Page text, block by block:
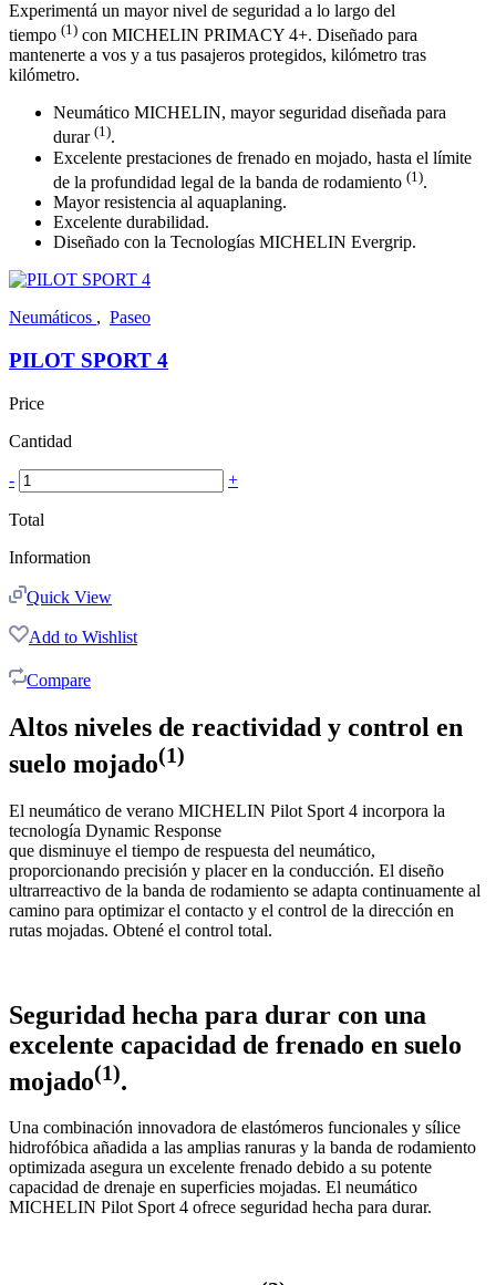
Experimentá un mayor nivel de seguridad a lo largo del
tiempo (1) con MICHELIN PRIMACY 4+. Diseñado para
mantenerte a vos y a tus pasajeros protegidos, kilómetro tras
kilómetro.
Neumático MICHELIN, mayor seguridad diseñada para
durar (1).
Excelente prestaciones de frenado en mojado, hasta el límite
de la profundidad legal de la banda de rodamiento (1).
Mayor resistencia al aquaplaning.
Excelente durabilidad.
Diseñado con la Tecnologías MICHELIN Evergrip.
Neumáticos , Paseo
PILOT SPORT 4
Price
Cantidad
- +
Total
Information
Quick View
Add to Wishlist
Compare
Altos niveles de reactividad y control en
suelo mojado(1)
El neumático de verano MICHELIN Pilot Sport 4 incorpora la
tecnología Dynamic Response
que disminuye el tiempo de respuesta del neumático,
proporcionando precisión y placer en la conducción. El diseño
ultrarreactivo de la banda de rodamiento se adapta continuamente al
camino para optimizar el contacto y el control de la dirección en
rutas mojadas. Obtené el control total.
Seguridad hecha para durar con una
excelente capacidad de frenado en suelo
mojado(1).
Una combinación innovadora de elastómeros funcionales y sílice
hidrofóbica añadida a las amplias ranuras y la banda de rodamiento
optimizada asegura un excelente frenado debido a su potente
capacidad de drenaje en superficies mojadas. El neumático
MICHELIN Pilot Sport 4 ofrece seguridad hecha para durar.